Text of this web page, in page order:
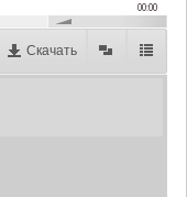
00:00
Скачать